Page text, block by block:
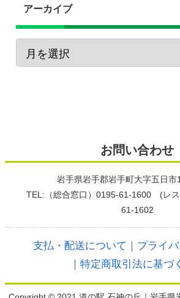
アーカイブ
お問い合わせ
岩手県岩手郡岩手町大字五日
TEL:（総合窓口）0195-61-1600 (レ
61-1602
支払・配送について
｜プライ
｜特定商取引法に基づ